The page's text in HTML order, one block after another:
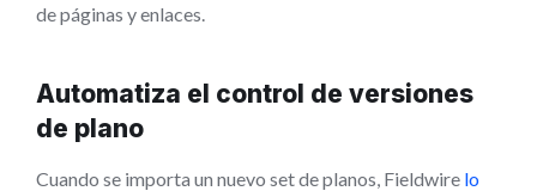
de páginas y enlaces.
Automatiza el control de versiones
de plano
Cuando se importa un nuevo set de planos, Fieldwire lo